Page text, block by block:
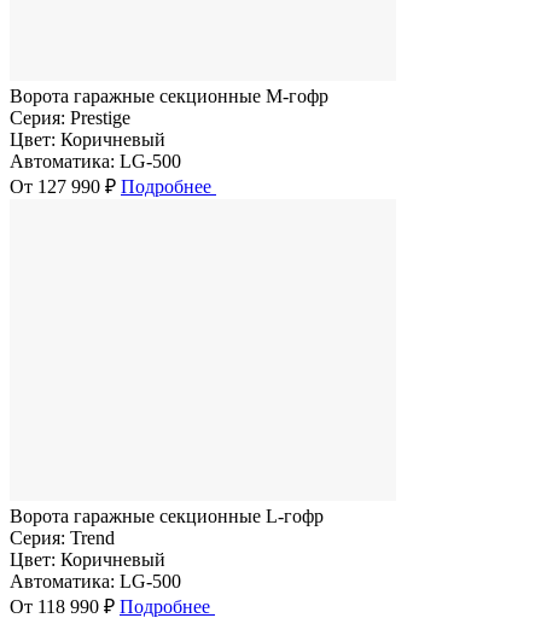
Ворота гаражные секционные M-гофр
Серия: Prestige
Цвет: Коричневый
Автоматика: LG-500
От 127 990 ₽ Подробнее
Ворота гаражные секционные L-гофр
Серия: Trend
Цвет: Коричневый
Автоматика: LG-500
От 118 990 ₽ Подробнее